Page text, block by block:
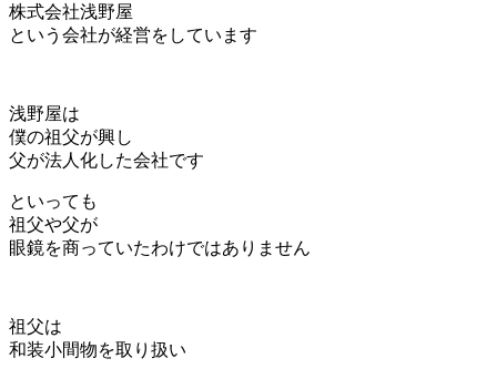
株式会社浅野屋
という会社が経営をしています
浅野屋は
僕の祖父が興し
父が法人化した会社です
といっても
祖父や父が
眼鏡を商っていたわけではありません
祖父は
和装小間物を取り扱い